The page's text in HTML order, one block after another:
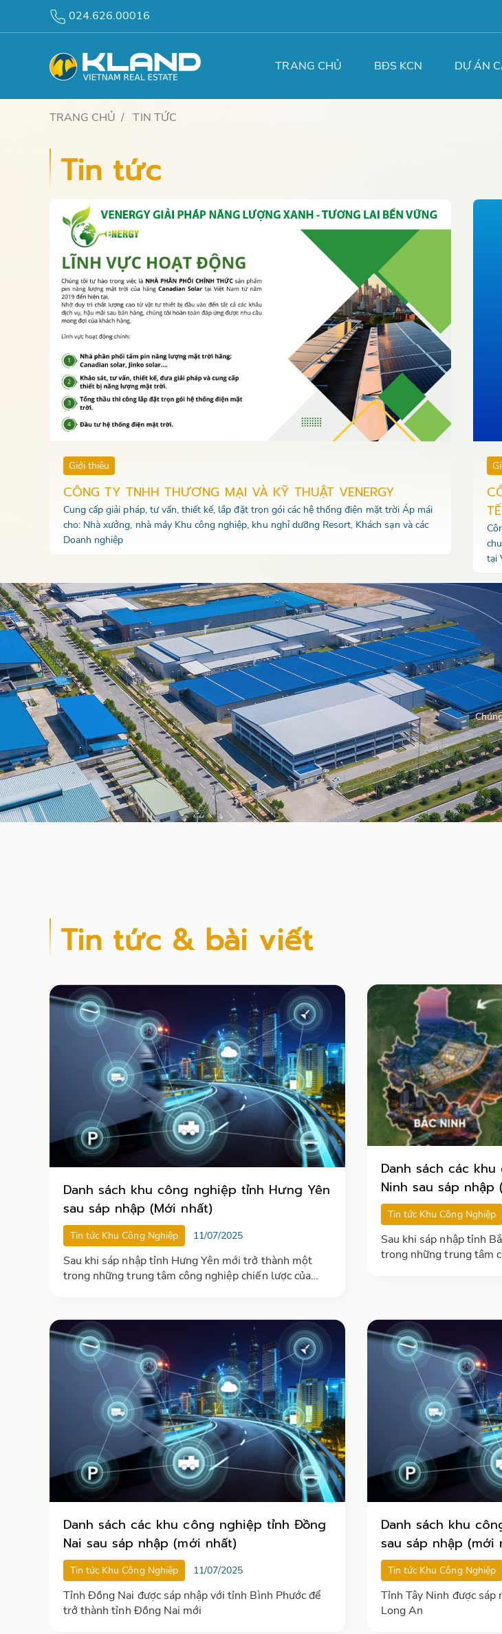
024.626.00016
TRANG CHỦ BĐS KCN DỰ ÁN
TRANG CHỦ TIN TỨC
Tin tức
Giới thiệu
CÔNG TY TNHH THƯƠNG MẠI VÀ KỸ THUẬT VENERGY
Cung cấp giải pháp, tư vấn, thiết kế, lắp đặt trọn gói các hệ thống điện mặt trời Áp mái
cho: Nhà xưởng, nhà máy Khu công nghiệp, khu nghỉ dưỡng Resort, Khách sạn và các
Doanh nghiệp
TẾ
tại
Tin tức & bài viết
Danh sách khu công nghiệp tỉnh Hưng Yên
sau sáp nhập (Mới nhất)
Tin tức Khu Công Nghiệp 11/07/2025
Sau khi sáp nhập tỉnh Hưng Yên mới trở thành một
trong những trung tâm công nghiệp chiến lược của
hoạch hàng chục khu công nghiệp lớn
Danh sách các
Ninh sau sáp nhập
Tin tức Khu Công Nghiệp
Sau khi sáp nhập tỉnh
trong những trung tâm
Danh sách các khu công nghiệp tỉnh Đồng
Nai sau sáp nhập (mới nhất)
Tin tức Khu Công Nghiệp 11/07/2025
Tỉnh Đồng Nai được sáp nhập với tỉnh Bình Phước để
trở thành tỉnh Đồng Nai mới
Danh sách khu
sau sáp nhập (mới
Tin tức Khu Công Nghiệp
Tỉnh Tây Ninh được sáp
Long An